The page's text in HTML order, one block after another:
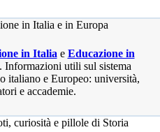
in Italia e Educazione in
. Informazioni utili sul sistema
italiano e Europeo: università,
e accademie.